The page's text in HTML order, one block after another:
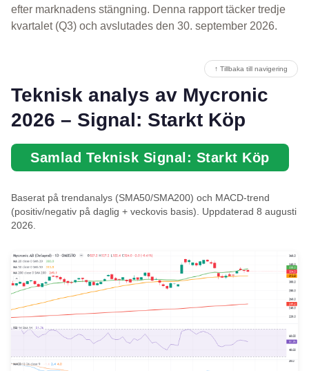
efter marknadens stängning. Denna rapport täcker tredje
kvartalet (Q3) och avslutades den 30. september 2026.
↑ Tillbaka till navigering
Teknisk analys av Mycronic
2026 – Signal: Starkt Köp
Samlad Teknisk Signal: Starkt Köp
Baserat på trendanalys (SMA50/SMA200) och MACD-trend
(positiv/negativ på daglig + veckovis basis). Uppdaterad 8 augusti
2026.